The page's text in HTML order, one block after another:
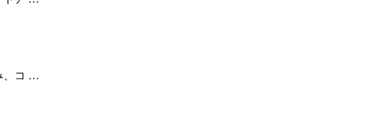
、コ …